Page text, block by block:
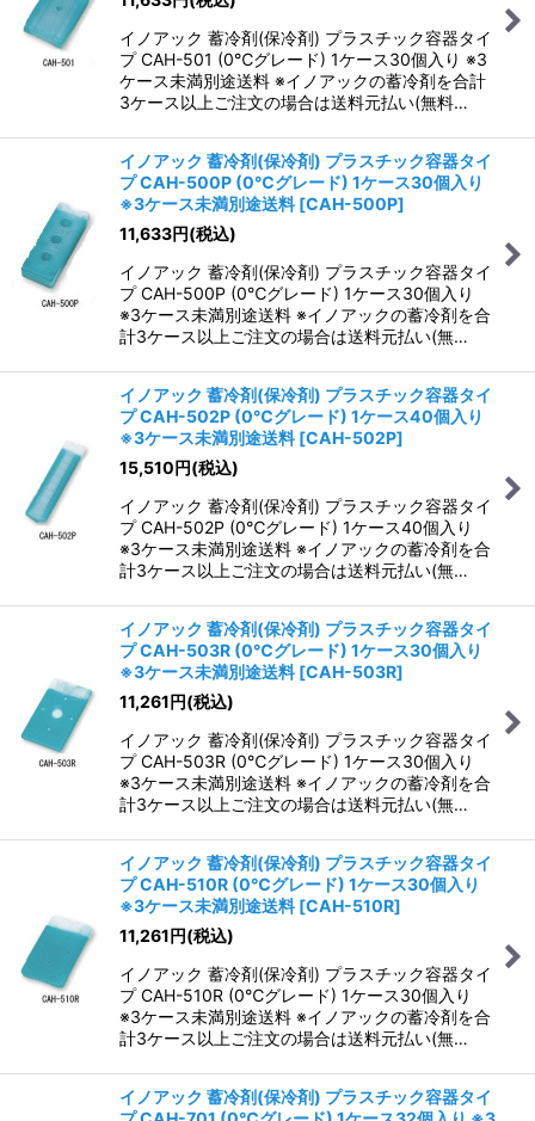
イノアック 蓄冷剤(保冷剤) プラスチック容器タイ
プ CAH-501 (0℃グレード) 1ケース30個入り ※3
ケース未満別途送料 ※イノアックの蓄冷剤を合計
3ケース以上ご注文の場合は送料元払い(無料…
イノアック 蓄冷剤(保冷剤) プラスチック容器タイ
プ CAH-500P (0℃グレード) 1ケース30個入り
※3ケース未満別途送料 [CAH-500P]
11,633円(税込)
イノアック 蓄冷剤(保冷剤) プラスチック容器タイ
プ CAH-500P (0℃グレード) 1ケース30個入り
※3ケース未満別途送料 ※イノアックの蓄冷剤を合
計3ケース以上ご注文の場合は送料元払い(無…
イノアック 蓄冷剤(保冷剤) プラスチック容器タイ
プ CAH-502P (0℃グレード) 1ケース40個入り
※3ケース未満別途送料 [CAH-502P]
15,510円(税込)
イノアック 蓄冷剤(保冷剤) プラスチック容器タイ
プ CAH-502P (0℃グレード) 1ケース40個入り
※3ケース未満別途送料 ※イノアックの蓄冷剤を合
計3ケース以上ご注文の場合は送料元払い(無…
イノアック 蓄冷剤(保冷剤) プラスチック容器タイ
プ CAH-503R (0℃グレード) 1ケース30個入り
※3ケース未満別途送料 [CAH-503R]
11,261円(税込)
イノアック 蓄冷剤(保冷剤) プラスチック容器タイ
プ CAH-503R (0℃グレード) 1ケース30個入り
※3ケース未満別途送料 ※イノアックの蓄冷剤を合
計3ケース以上ご注文の場合は送料元払い(無…
イノアック 蓄冷剤(保冷剤) プラスチック容器タイ
プ CAH-510R (0℃グレード) 1ケース30個入り
※3ケース未満別途送料 [CAH-510R]
11,261円(税込)
イノアック 蓄冷剤(保冷剤) プラスチック容器タイ
プ CAH-510R (0℃グレード) 1ケース30個入り
※3ケース未満別途送料 ※イノアックの蓄冷剤を合
計3ケース以上ご注文の場合は送料元払い(無…
イノアック 蓄冷剤(保冷剤) プラスチック容器タイ